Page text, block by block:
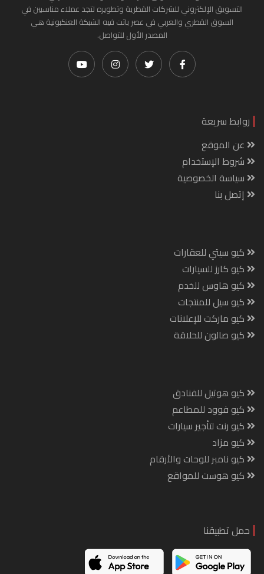
التسويق الإلكتروني للشركات القطرية وتطويره لتجد عملاء مناسبين في
السوق القطري والعربي في عصر باتت فيه الشبكة العنكبونية هي
المصدر الأول للتواصل.
روابط سريعة
عن الموقع
شروط الإستخدام
سياسة الخصوصية
إتصل بنا
كيو سيتي للعقارات
كيو كارز للسيارات
كيو هاوس للخدم
كيو سيل للمنتجات
كيو ماركت للإعلانات
كيو صالون للحلاقة
كيو هوتيل للفنادق
كيو فوود للمطاعم
كيو رنت لتأجير سيارات
كيو مزاد
كيو نامبر للوحات والأرقام
كيو هوست للمواقع
حمل تطبيقنا